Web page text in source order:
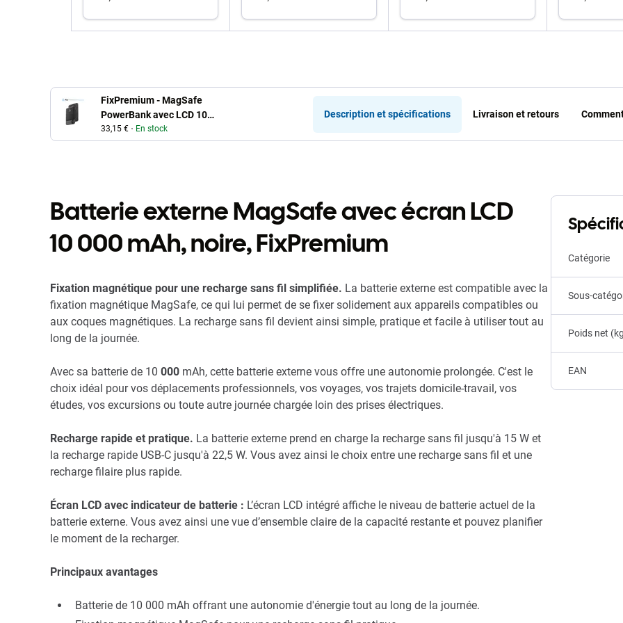
FixPremium - MagSafe
PowerBank avec LCD 10
000mAh, noir
33,15 € En stock
Description et spécifications Livraison et retours
Batterie externe MagSafe avec écran LCD
10 000 mAh, noire, FixPremium
Fixation magnétique pour une recharge sans fil simplifiée. La batterie externe est compatible avec la
fixation magnétique MagSafe, ce qui lui permet de se fixer solidement aux appareils compatibles ou
aux coques magnétiques. La recharge sans fil devient ainsi simple, pratique et facile à utiliser tout au
long de la journée.
Avec sa batterie de 10 000 mAh, cette batterie externe vous offre une autonomie prolongée. C'est le
choix idéal pour vos déplacements professionnels, vos voyages, vos trajets domicile-travail, vos
études, vos excursions ou toute autre journée chargée loin des prises électriques.
Recharge rapide et pratique. La batterie externe prend en charge la recharge sans fil jusqu'à 15 W et
la recharge rapide USB-C jusqu'à 22,5 W. Vous avez ainsi le choix entre une recharge sans fil et une
recharge filaire plus rapide.
Écran LCD avec indicateur de batterie : L’écran LCD intégré affiche le niveau de batterie actuel de la
batterie externe. Vous avez ainsi une vue d’ensemble claire de la capacité restante et pouvez planifier
le moment de la recharger.
Principaux avantages
Batterie de 10 000 mAh offrant une autonomie d'énergie tout au long de la journée.
Catégorie
Sous-
Poids net
EAN